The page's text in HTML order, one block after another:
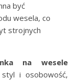
być
wesela, co
strojnych
na wesele
styl i osobowość,